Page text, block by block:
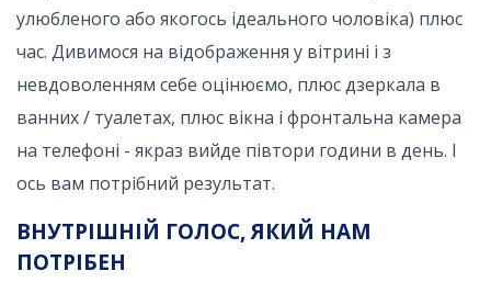
улюбленого або якогось ідеального чоловіка) плюс
час. Дивимося на відображення у вітрині і з
невдоволенням себе оцінюємо, плюс дзеркала в
ванних / туалетах, плюс вікна і фронтальна камера
на телефоні - якраз вийде півтори години в день. І
ось вам потрібний результат.
ВНУТРІШНІЙ ГОЛОС, ЯКИЙ НАМ
ПОТРІБЕН